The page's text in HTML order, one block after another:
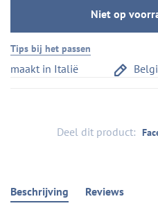
Niet op
Tips bij het passen
in Italië
Deel dit product:
Beschrijving Reviews